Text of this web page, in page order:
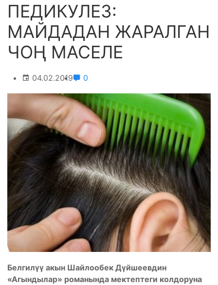
ПЕДИКУЛЕЗ:
МАЙДАДАН ЖАРАЛГАН
ЧОҢ МАСЕЛЕ
04.02.2019 0
Белгилүү акын Шайлообек Дүйшеевдин
«Агындылар» романында мектептеги колдоруна